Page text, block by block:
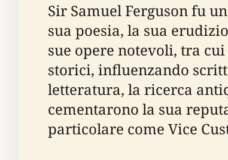
Sir Samuel Ferguson fu
sua poesia, la sua
sue opere notevoli, tra cui
storici, influenzando
letteratura, la ricerca
cementarono la sua
particolare come Vice